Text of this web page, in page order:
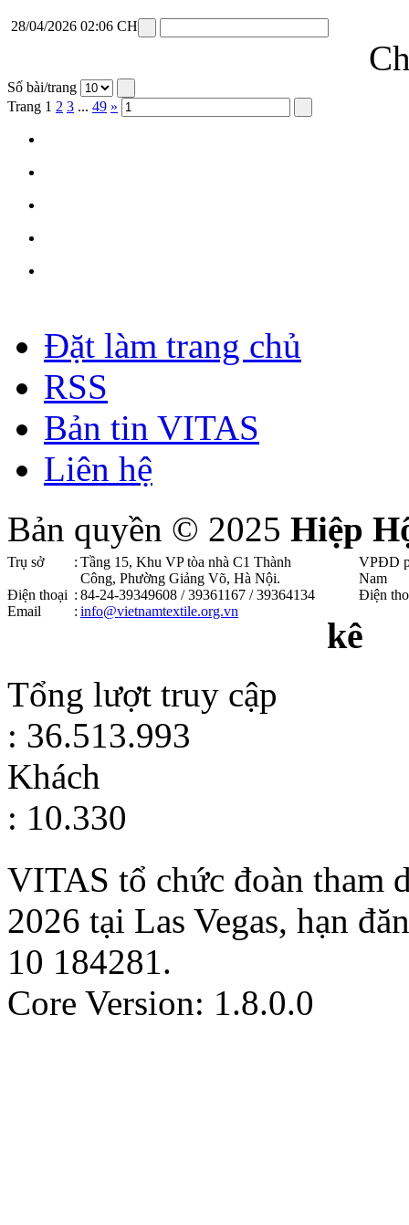
28/04/2026 02:06 CH
Số bài/trang
Trang 1 2 3 ... 49 »
Đặt làm trang chủ
RSS
Bản tin VITAS
Liên hệ
Bản quyền © 2025 Hiệp
Trụ sở : Tầng 15, Khu VP tòa nhà C1 Thành
Công, Phường Giảng Võ, Hà Nội .
Điện thoại : 84-24-39349608 / 39361167 / 39364134
Email
: info@vietnamtextile.org.vn
VPĐD
Nam
Điện
kê
Tổng lượt truy cập
: 36.513.993
Khách
: 10.330
VITAS tổ chức đoàn tham
2026 tại Las Vegas, hạn
10 184281.
Core Version: 1.8.0.0